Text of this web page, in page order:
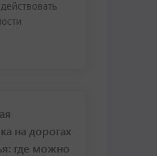
на дорогах
где можно